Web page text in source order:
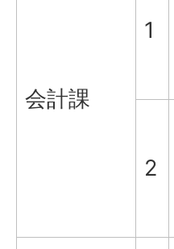
会計課
1
2